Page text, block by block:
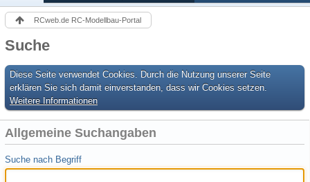
RCweb.de RC-Modellbau-Portal
Suche
Diese Seite verwendet Cookies. Durch die Nutzung unserer Seite
erklären Sie sich damit einverstanden, dass wir Cookies setzen.
Weitere Informationen
Allgemeine Suchangaben
Suche nach Begriff